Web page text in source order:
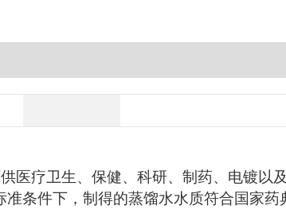
医疗卫生、保健、科研、制药、电镀以
条件下，制得的蒸馏水水质符合国家药